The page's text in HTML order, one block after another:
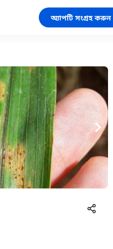
অ্যাপটি সংগ্রহ করুন